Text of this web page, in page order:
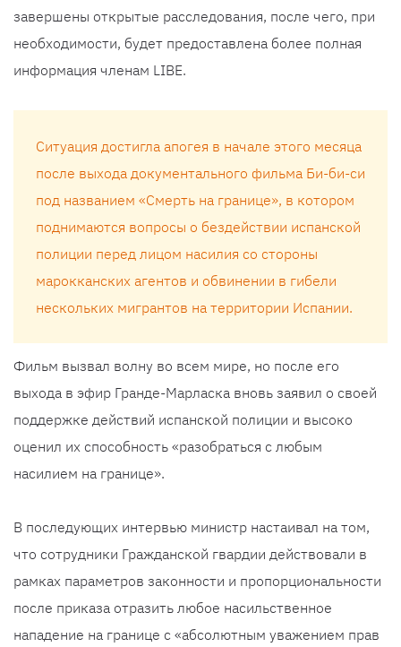
завершены открытые расследования, после чего, при
необходимости, будет предоставлена более полная
информация членам LIBE.
Ситуация достигла апогея в начале этого месяца
после выхода документального фильма Би-би-си
под названием «Смерть на границе», в котором
поднимаются вопросы о бездействии испанской
полиции перед лицом насилия со стороны
марокканских агентов и обвинении в гибели
нескольких мигрантов на территории Испании.
Фильм вызвал волну во всем мире, но после его
выхода в эфир Гранде-Марласка вновь заявил о своей
поддержке действий испанской полиции и высоко
оценил их способность «разобраться с любым
насилием на границе».
В последующих интервью министр настаивал на том,
что сотрудники Гражданской гвардии действовали в
рамках параметров законности и пропорциональности
после приказа отразить любое насильственное
нападение на границе с «абсолютным уважением прав